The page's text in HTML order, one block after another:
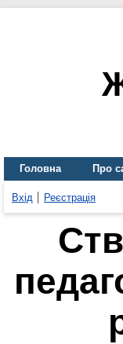
Головна Про
Вхід Реєстрація